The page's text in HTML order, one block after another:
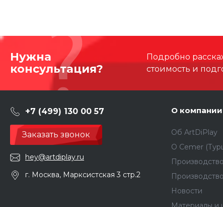
Нужна
консультация?
Подробно
стоимость и
+7 (499) 130 00 57
Заказать звонок
hey@artdiplay.ru
г. Москва, Марксистская 3 стр.2
О компании
Об ArtDiPlay
О Сemer
Новости